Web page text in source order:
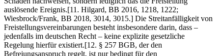
auslösende Ereignis.[11. Hilgard, BB 2016, 1218, 1222;
Wiesbrock/Frank, BB 2018, 3014, 3015.] Die Streitanfälligkeit von
Freistellungsvereinbarungen besteht insbesondere darin, dass –
jedenfalls im deutschen Recht – keine explizite gesetzliche
Regelung hierfür existiert.[12. § 257 BGB, der den
Befreiungsanspruch regelt, ist nur bedingt für den